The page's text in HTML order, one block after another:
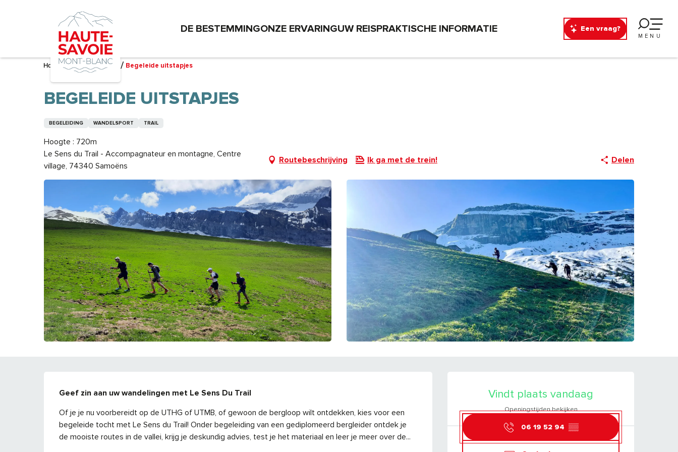
Een vraag?
MENU
DE BESTEMMINGONZE ERVARINGUW REISPRAKTISCHE INFORMATIE
Home – Ik bereid me voor Begeleide uitstapjes
BEGELEIDE UITSTAPJES
BEGELEIDING WANDELSPORT TRAIL
Hoogte : 720m
Le Sens du Trail - Accompagnateur en montagne, Centre
village, 74340 Samoëns
Routebeschrijving Ik ga met de trein! Delen
OPENINGSTIJDEN
Vindt plaats vandaag
Openingstijden bekijken
06 19 52 94 ▒▒
BESCHRIJVING
Geef zin aan uw wandelingen met Le Sens Du Trail
Of je je nu voorbereidt op de UTHG of UTMB, of gewoon de bergloop wilt ontdekken, kies voor een
begeleide tocht met Le Sens du Trail! Onder begeleiding van een gediplomeerd bergleider ontdek je
de mooiste routes in de vallei, krijg je deskundig advies, test je het materiaal en leer je meer over de...